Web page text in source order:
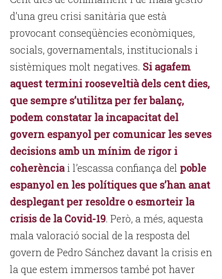
d’una greu crisi sanitària que està
provocant conseqüències econòmiques,
socials, governamentals, institucionals i
sistèmiques molt negatives. Si agafem
aquest termini rooseveltià dels cent dies,
que sempre s’utilitza per fer balanç,
podem constatar la incapacitat del
govern espanyol per comunicar les seves
decisions amb un mínim de rigor i
coherència i l’escassa confiança del poble
espanyol en les polítiques que s’han anat
desplegant per resoldre o esmorteir la
crisis de la Covid-19. Però, a més, aquesta
mala valoració social de la resposta del
govern de Pedro Sánchez davant la crisis en
la que estem immersos també pot haver